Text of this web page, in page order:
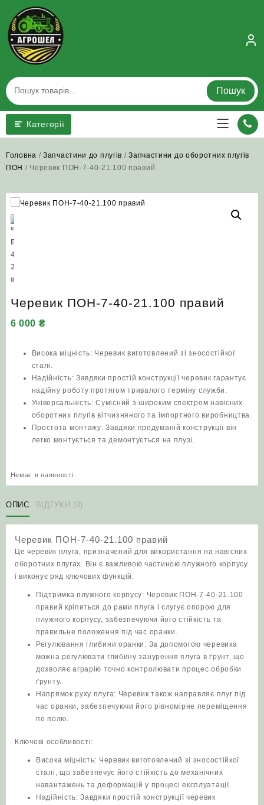
content
Пошук
Категорії
Головна /Запчастини до плугів /Запчастини до оборотних плугів
ПОН / Черевик ПОН-7-40-21.100 правий
Черевик ПОН-7-40-21.100 правий
6 000 ₴
Висока міцність: Черевик виготовлений зі зносостійкої
сталі.
Надійність: Завдяки простій конструкції черевик гарантує
надійну роботу протягом тривалого терміну служби.
Універсальність: Сумісний з широким спектром навісних
оборотних плугів вітчизняного та імпортного виробництва.
Простота монтажу: Завдяки продуманій конструкції він
легко монтується та демонтується на плузі.
Немає в наявності
ОПИС ВІДГУКИ (0)
Черевик ПОН-7-40-21.100 правий
Це черевик плуга, призначений для використання на навісних
оборотних плугах. Він є важливою частиною плужного корпусу
і виконує ряд ключових функцій:
Підтримка плужного корпусу: Черевик ПОН-7-40-21.100
правий кріпиться до рами плуга і слугує опорою для
плужного корпусу, забезпечуючи його стійкість та
правильне положення під час оранки.
Регулювання глибини оранки: За допомогою черевика
можна регулювати глибину занурення плуга в ґрунт, що
дозволяє аграрію точно контролювати процес обробки
ґрунту.
Напрямок руху плуга: Черевик також направляє плуг під
час оранки, забезпечуючи його рівномірне переміщення
по полю.
Ключові особливості:
Висока міцність: Черевик виготовлений зі зносостійкої
сталі, що забезпечує його стійкість до механічних
навантажень та деформацій у процесі експлуатації.
Надійність: Завдяки простій конструкції черевик